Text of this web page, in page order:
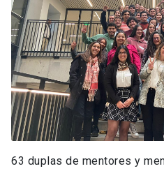
63 duplas de mentores y